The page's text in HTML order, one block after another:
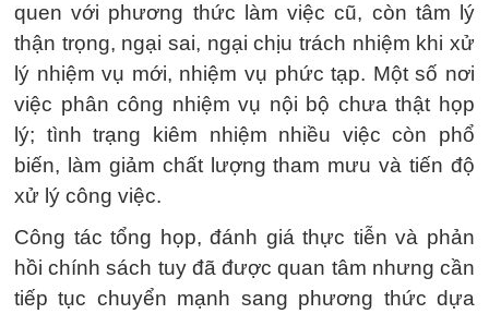
quen với phương thức làm việc cũ, còn tâm lý
thận trọng, ngại sai, ngại chịu trách nhiệm khi xử
lý nhiệm vụ mới, nhiệm vụ phức tạp. Một số nơi
việc phân công nhiệm vụ nội bộ chưa thật họp
lý; tình trạng kiêm nhiệm nhiều việc còn phổ
biến, làm giảm chất lượng tham mưu và tiến độ
xử lý công việc.
Công tác tổng họp, đánh giá thực tiễn và phản
hồi chính sách tuy đã được quan tâm nhưng cần
tiếp tục chuyển mạnh sang phương thức dựa